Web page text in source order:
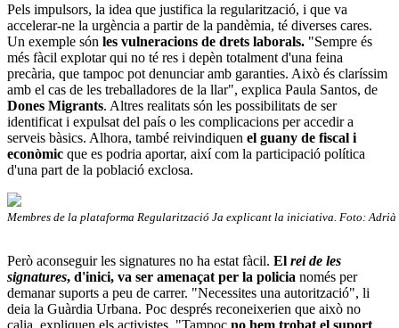
Pels impulsors, la idea que justifica la regularització, i que va
accelerar-ne la urgència a partir de la pandèmia, té diverses cares.
Un exemple són les vulneracions de drets laborals. "Sempre és
més fàcil explotar qui no té res i depèn totalment d'una feina
precària, que tampoc pot denunciar amb garanties. Això és claríssim
amb el cas de les treballadores de la llar", explica Paula Santos, de
Dones Migrants. Altres realitats són les possibilitats de ser
identificat i expulsat del país o les complicacions per accedir a
serveis bàsics. Alhora, també reivindiquen el guany de fiscal i
econòmic que es podria aportar, així com la participació política
d'una part de la població exclosa.
Membres de la plataforma Regularització Ja explicant la iniciativa. Foto: Adrià
Però aconseguir les signatures no ha estat fàcil. El rei de les
signatures, d'inici, va ser amenaçat per la policia només per
demanar suports a peu de carrer. "Necessites una autorització", li
deia la Guàrdia Urbana. Poc després reconeixerien que això no
calia, expliquen els activistes. "Tampoc no hem trobat el suport